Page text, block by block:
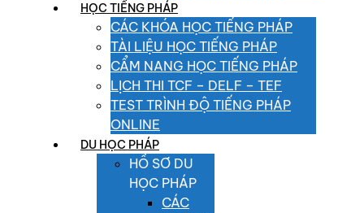
HỌC TIẾNG PHÁP
CÁC KHÓA HỌC TIẾNG PHÁP
TÀI LIỆU HỌC TIẾNG PHÁP
CẨM NANG HỌC TIẾNG PHÁP
LỊCH THI TCF – DELF – TEF
TEST TRÌNH ĐỘ TIẾNG PHÁP
ONLINE
DU HỌC PHÁP
HỒ SƠ DU
HỌC PHÁP
CÁC